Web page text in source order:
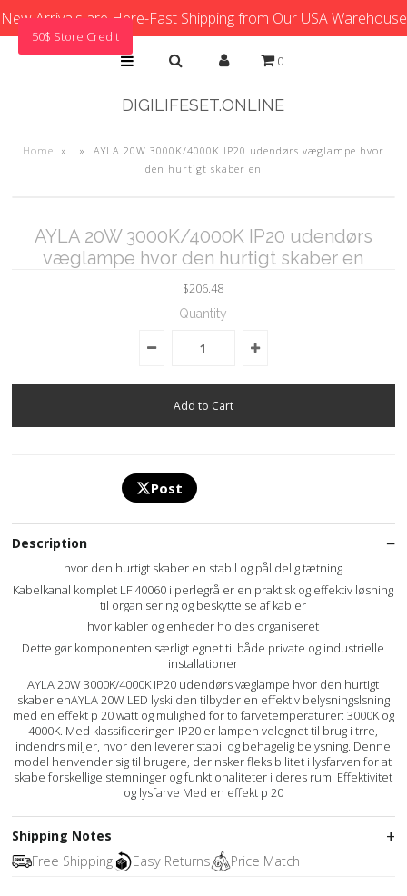
New Arrivals are Here-Fast Shipping from Our USA Warehouse
0
DIGILIFESET.ONLINE
Home » »
AYLA 20W 3000K/4000K IP20 udendørs væglampe hvor
den hurtigt skaber en
AYLA 20W 3000K/4000K IP20 udendørs
væglampe hvor den hurtigt skaber en
$206.48
Quantity
Post
Description
hvor den hurtigt skaber en stabil og pålidelig tætning
Kabelkanal komplet LF 40060 i perlegrå er en praktisk og effektiv løsning
til organisering og beskyttelse af kabler
hvor kabler og enheder holdes organiseret
Dette gør komponenten særligt egnet til både private og industrielle
installationer
AYLA 20W 3000K/4000K IP20 udendørs væglampe hvor den hurtigt
skaber enAYLA 20W LED lyskilden tilbyder en effektiv belysningslsning
med en effekt p 20 watt og mulighed for to farvetemperaturer: 3000K og
4000K. Med klassificeringen IP20 er lampen velegnet til brug i trre,
indendrs miljer, hvor den leverer stabil og behagelig belysning. Denne
model henvender sig til brugere, der nsker fleksibilitet i lysfarven for at
skabe forskellige stemninger og funktionaliteter i deres rum. Effektivitet
og lysfarve Med en effekt p 20
Shipping Notes
Free Shipping
Easy Returns Price Match
50$ Store Credit